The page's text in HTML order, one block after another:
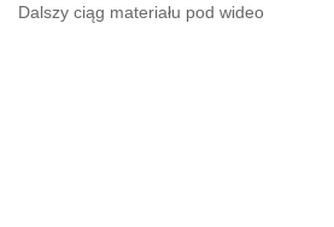
Dalszy ciąg materiału pod wideo